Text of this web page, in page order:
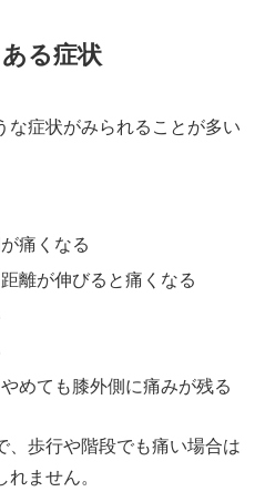
る症状
な症状がみられることが多い
痛くなる
離が伸びると痛くなる
めても膝外側に痛みが残る
、歩行や階段でも痛い場合は
ません。